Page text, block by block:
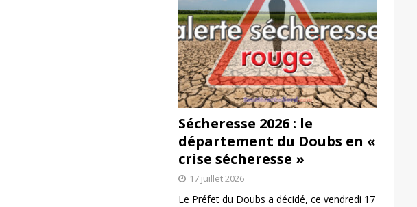
Sécheresse 2026 : le
département du Doubs en «
crise sécheresse »
17 juillet 2026
Le Préfet du Doubs a décidé, ce vendredi 17